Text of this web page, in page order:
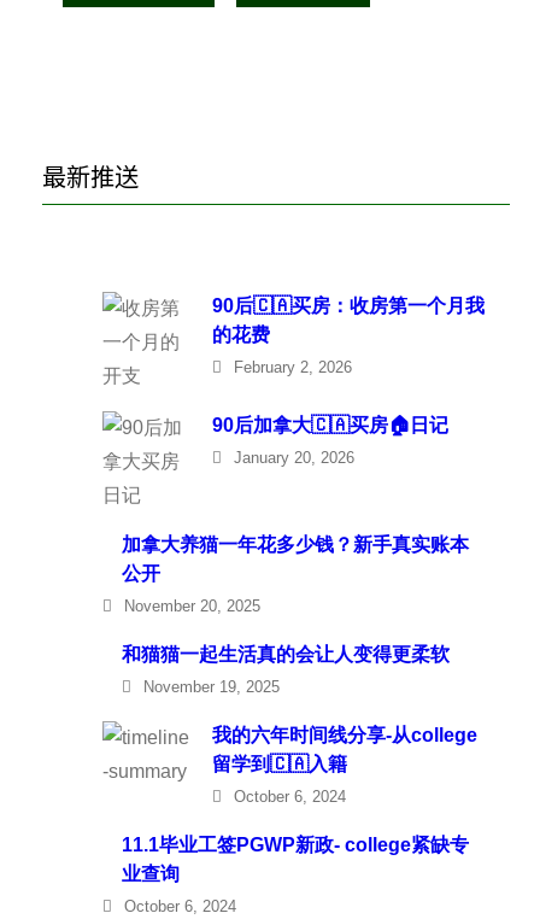
最新推送
90后🇨🇦买房：收房第一个月我
的花费
February 2, 2026
90后加拿大🇨🇦买房🏠日记
January 20, 2026
加拿大养猫一年花多少钱？新手真实账本
公开
November 20, 2025
和猫猫一起生活真的会让人变得更柔软
November 19, 2025
我的六年时间线分享-从college
留学到🇨🇦入籍
October 6, 2024
11.1毕业工签PGWP新政- college紧缺专
业查询
October 6, 2024